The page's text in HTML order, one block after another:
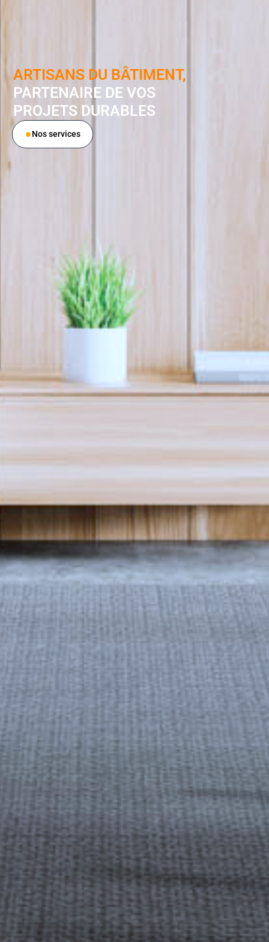
ARTISANS DU BÂTIMENT,
PARTENAIRE DE VOS
PROJETS DURABLES
Nos services